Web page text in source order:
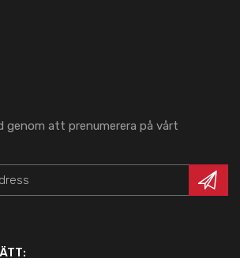
genom att prenumerera på vårt